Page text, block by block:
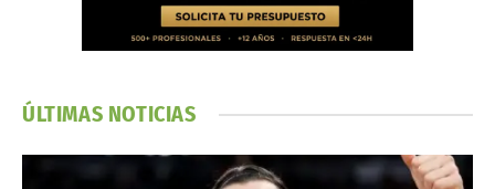
ÚLTIMAS NOTICIAS